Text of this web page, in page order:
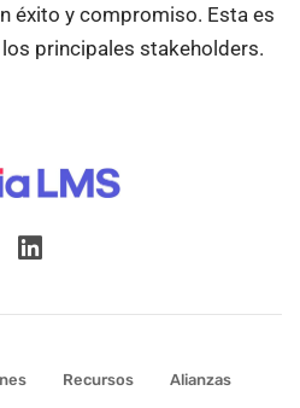
éxito y compromiso. Esta es
principales stakeholders.
Recursos Alianzas